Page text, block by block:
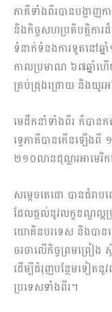
ភាគីទាំងពីរបានបង្ហាញ​
និងកិច្ចសហ​ប្រតិបត្តិការ
ទំនាក់​ទំនងការទូត​នៅ
កាលប្រមាណ ៦៧ឆ្នាំហ
គ្រប់ជ្រុងជ្រោយ និងយូរអ
មេដឹកនាំទាំងពីរ ក៏បាន
ទ្វេភាគីបានកើន​ឡើងពី
២១០លានដុល្លារអាមេ
សម្តេចតេជោ បានជំរា
ដែលផ្តល់នូវ​លក្ខ​ខណ្ឌ​
យោគិនបរទេស និងបានល
ចរចាលើកិច្ចព្រមព្រៀង
ដើម្បីជំរុញបន្ថែមទៀតនូវ
ប្រទេសទាំងពីរ។